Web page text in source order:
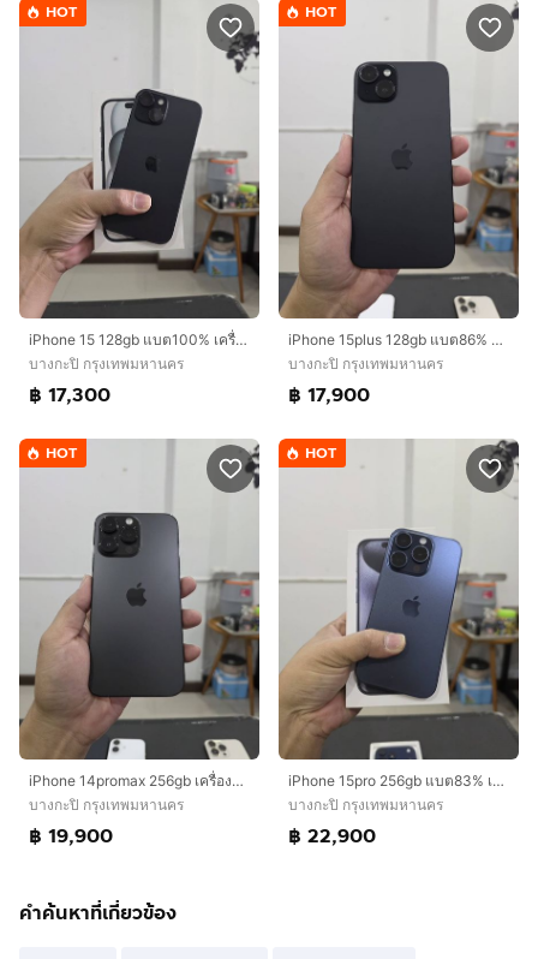
HOT
iPhone 15 128gb แบต100% เครื่องศูนย์ไทย
บางกะปิ กรุงเทพมหานคร
฿ 17,300
HOT
iPhone 15plus 128gb แบต86% ศูนย์ไทยเดิมๆ
บางกะปิ กรุงเทพมหานคร
฿ 17,900
HOT
iPhone 14promax 256gb เครื่องศูนย์ไทย
บางกะปิ กรุงเทพมหานคร
฿ 19,900
HOT
iPhone 15pro 256gb แบต83% เครื่องศูนย์ไทยเดิมๆ
บางกะปิ กรุงเทพมหานคร
฿ 22,900
คำค้นหาที่เกี่ยวข้อง